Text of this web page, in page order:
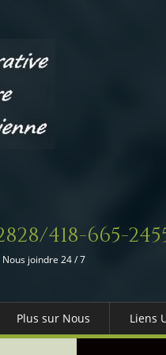
418-665-
Nous joindre 24 / 7
Plus sur Nous Liens